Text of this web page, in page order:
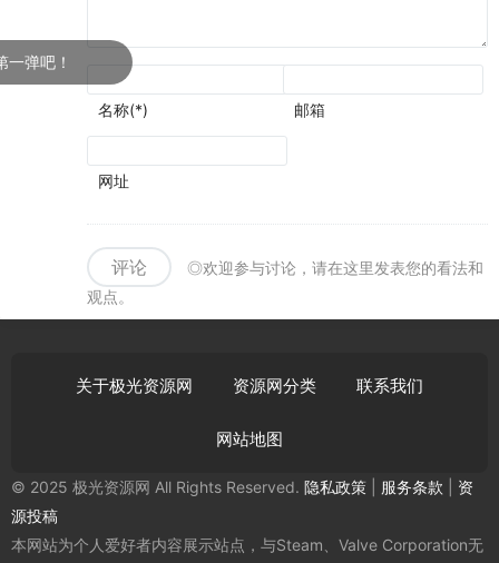
名称(*) 邮箱
网址
评论
◎欢迎参与讨论，请在这里发表您的看法和
观点。
关于极光资源网 资源网分类 联系我们
网站地图
© 2025 极光资源网 All Rights Reserved. 隐私政策 服务条款
资
源投稿
本网站为个人爱好者内容展示站点，与Steam、Valve Corporation无